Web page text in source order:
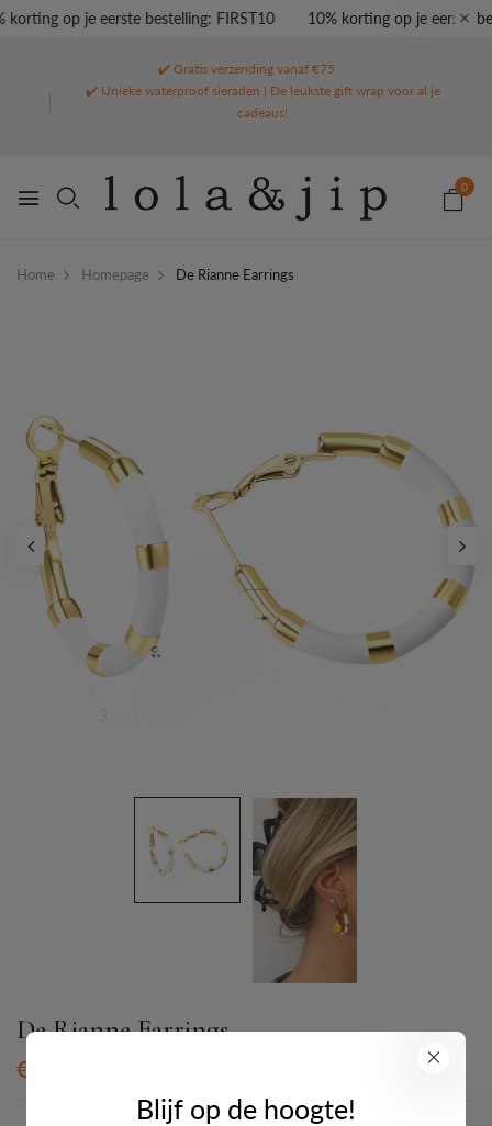
op je eerste bestelling: FIRST10 10% korting op je eerste
✔️ Gratis verzending vanaf €75
✔️ Unieke waterproof sieraden | De leukste gift wrap voor al je
cadeaus!
0
Home Homepage De Rianne Earrings
De Rianne Earrings
€24,95
Blijf op de hoogte!